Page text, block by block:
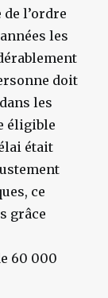
de l’ordre
les
doit
les
éligible
était
ce
grâce
60 000